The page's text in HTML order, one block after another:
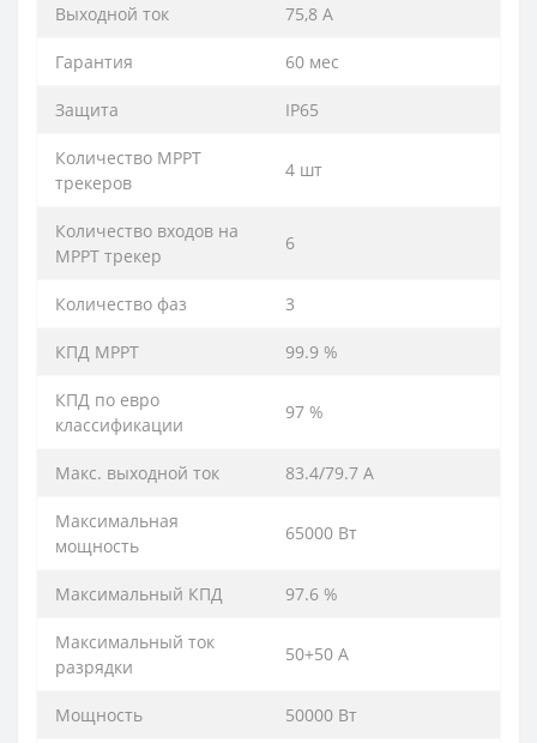
Выходной ток 75,8 А
Гарантия 60 мес
Защита IP65
Количество MPPT
трекеров
4 шт
Количество входов на
MPPT трекер
6
Количество фаз 3
КПД MPPT 99.9 %
КПД по евро
классификации
97 %
Макс. выходной ток 83.4/79.7 А
Максимальная
мощность
65000 Вт
Максимальный КПД 97.6 %
Максимальный ток
разрядки
50+50 А
Мощность 50000 Вт